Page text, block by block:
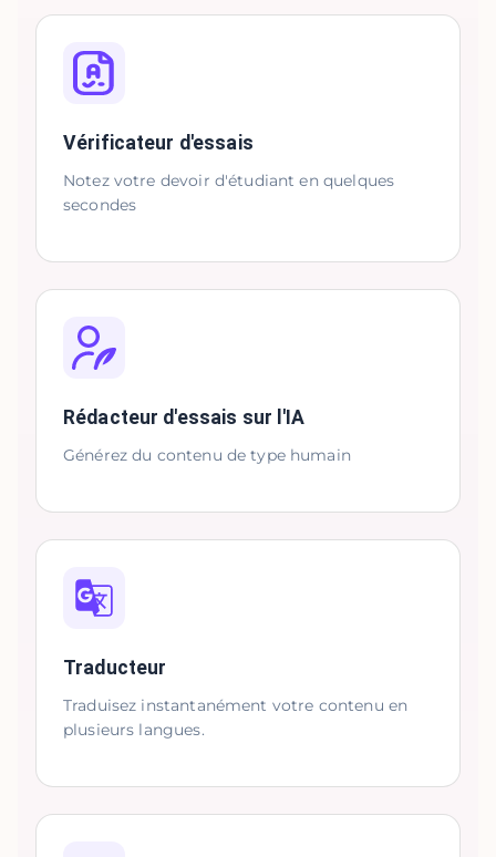
Vérificateur d'essais
Notez votre devoir d'étudiant en quelques
secondes
Rédacteur d'essais sur l'IA
Générez du contenu de type humain
Traducteur
Traduisez instantanément votre contenu en
plusieurs langues.